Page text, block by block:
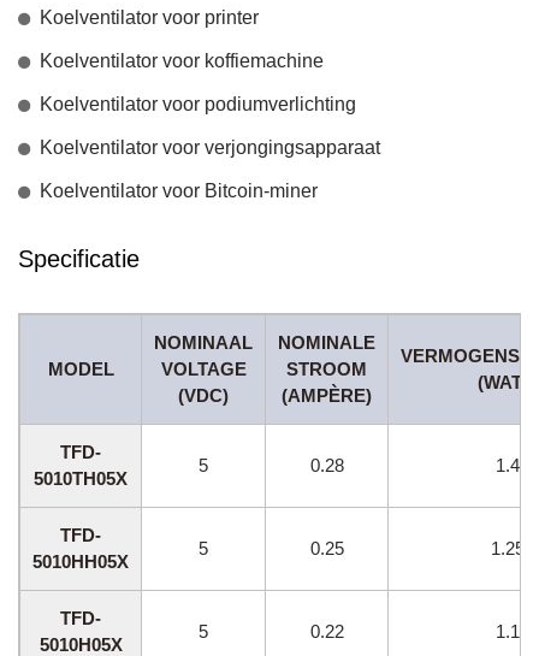
Koelventilator voor printer
Koelventilator voor koffiemachine
Koelventilator voor podiumverlichting
Koelventilator voor verjongingsapparaat
Koelventilator voor Bitcoin-miner
Specificatie
MODEL
NOMINAAL
VOLTAGE
(VDC)
NOMINALE
STROOM
(AMPÈRE)
(WATT)
TFD-
5010TH05X
5 0.28 1.4
TFD-
5010HH05X
5 0.25 1.25
TFD-
5010H05X
5 0.22 1.1